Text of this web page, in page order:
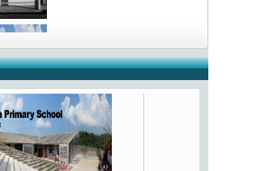
木兰小学
港口新城小学